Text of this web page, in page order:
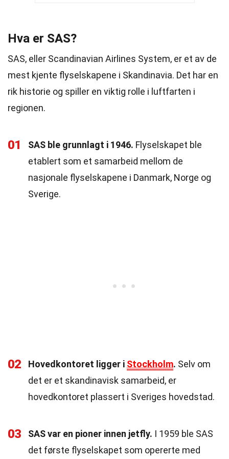
Hva er SAS?
SAS, eller Scandinavian Airlines System, er et av de
mest kjente flyselskapene i Skandinavia. Det har en
rik historie og spiller en viktig rolle i luftfarten i
regionen.
01 SAS ble grunnlagt i 1946. Flyselskapet ble
etablert som et samarbeid mellom de
nasjonale flyselskapene i Danmark, Norge og
Sverige.
02 Hovedkontoret ligger i Stockholm. Selv om
det er et skandinavisk samarbeid, er
hovedkontoret plassert i Sveriges hovedstad.
03 SAS var en pioner innen jetfly. I 1959 ble SAS
det første flyselskapet som opererte med